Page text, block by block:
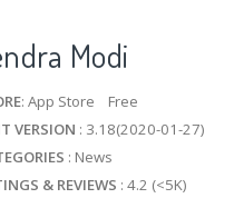
Modi
: App Store Free
VERSION : 3.18(2020-01-27)
: News
& REVIEWS : 4.2 (<5K)